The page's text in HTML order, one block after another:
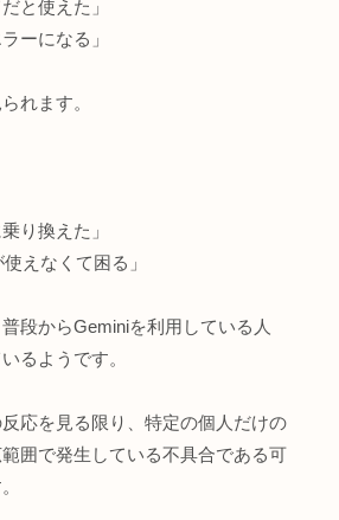
と使えた」
ーになる」
れます。
り換えた」
えなくて困る」
段からGeminiを利用している人
るようです。
応を見る限り、特定の個人だけの
囲で発生している不具合である可